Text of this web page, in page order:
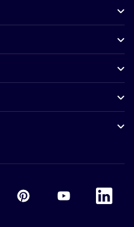
Accor PinterestAccor Youtube
Accor